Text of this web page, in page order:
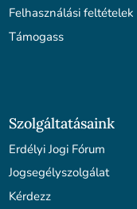
Felhasználási feltételek
Támogass
Szolgáltatásaink
Erdélyi Jogi Fórum
Jogsegélyszolgálat
Kérdezz